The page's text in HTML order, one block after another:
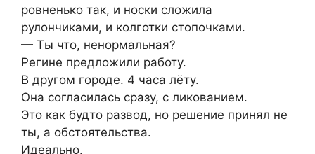
ровненько так, и носки сложила
рулончиками, и колготки стопочками.
— Ты что, ненормальная?
Регине предложили работу.
В другом городе. 4 часа лёту.
Она согласилась сразу, с ликованием.
Это как будто развод, но решение принял не
ты, а обстоятельства.
Идеально.